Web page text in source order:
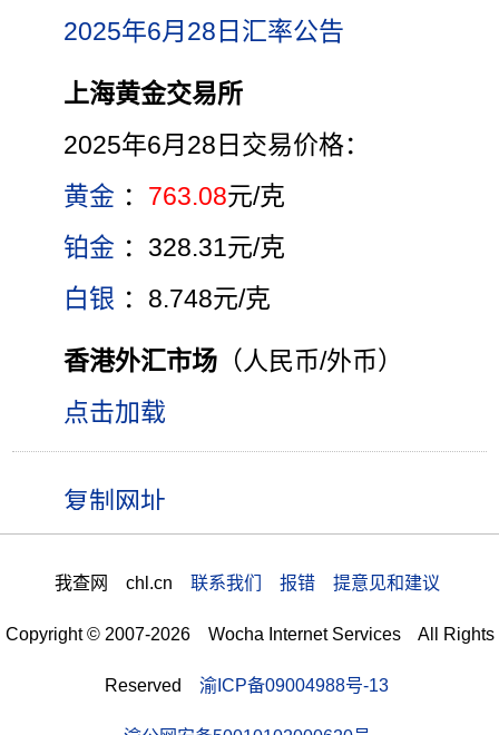
2025年6月28日汇率公告
上海黄金交易所
2025年6月28日交易价格：
黄金 ： 763.08元/克
铂金 ：328.31元/克
白银 ：8.748元/克
香港外汇市场 （人民币/外币）
点击加载
我查网 chl.cn 联系我们 报错 提意见和建议
Copyright © 2007-2026 Wocha Internet Services All Rights
Reserved 渝ICP备09004988号-13